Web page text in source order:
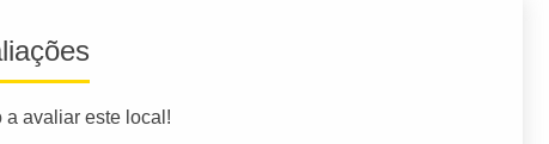
a avaliar este local!